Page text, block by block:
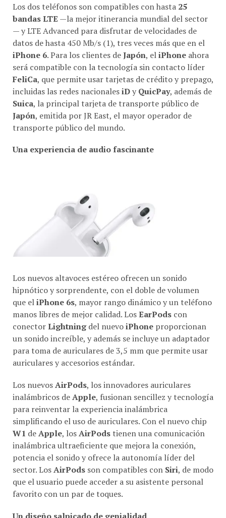
Los dos teléfonos son compatibles con hasta 25
bandas LTE —la mejor itinerancia mundial del sector
— y LTE Advanced para disfrutar de velocidades de
datos de hasta 450 Mb/s (1), tres veces más que en el
iPhone 6. Para los clientes deJapón, eliPhone ahora
será compatible con la tecnología sin contacto líder
FeliCa, que permite usar tarjetas de crédito y prepago,
incluidas las redes nacionalesiDy QuicPay, además de
Suica, la principal tarjeta de transporte público de
Japón, emitida por JR East, el mayor operador de
transporte público del mundo.
Una experiencia de audio fascinante
Los nuevos altavoces estéreo ofrecen un sonido
hipnótico y sorprendente, con el doble de volumen
que eliPhone 6s, mayor rango dinámico y un teléfono
manos libres de mejor calidad. LosEarPods con
conectorLightningdel nuevoiPhone proporcionan
un sonido increíble, y además se incluye un adaptador
para toma de auriculares de 3,5 mm que permite usar
auriculares y accesorios estándar.
Los nuevosAirPods, los innovadores auriculares
inalámbricos deApple, fusionan sencillez y tecnología
para reinventar la experiencia inalámbrica
simplificando el uso de auriculares. Con el nuevo chip
W1 deApple, losAirPods tienen una comunicación
inalámbrica ultraeficiente que mejora la conexión,
potencia el sonido y ofrece la autonomía líder del
sector. LosAirPods son compatibles con Siri, de modo
que el usuario puede acceder a su asistente personal
favorito con un par de toques.